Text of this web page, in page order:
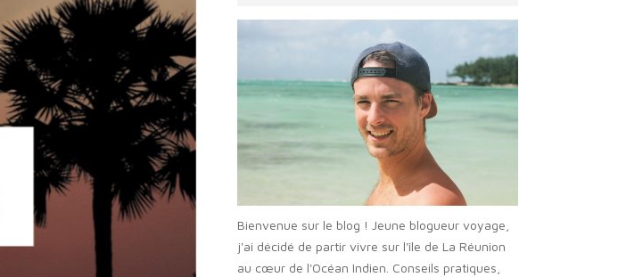
Bienvenue sur le blog ! Jeune blogueur voyage,
j'ai décidé de partir vivre sur l'île de La Réunion
au cœur de l'Océan Indien. Conseils pratiques,